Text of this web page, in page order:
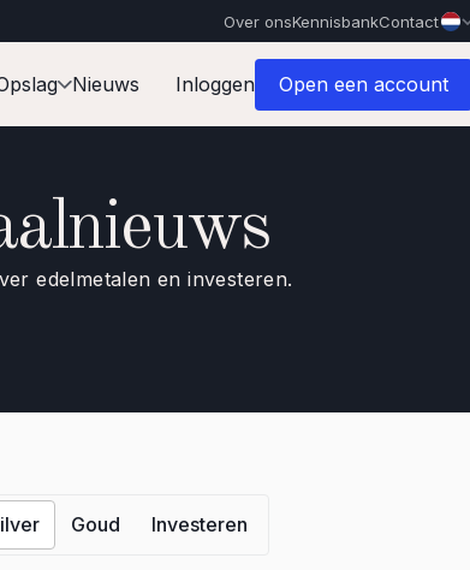
Over onsKennisbankContact
Nieuws Inloggen Open een account
edelmetalen en investeren.
Goud Investeren